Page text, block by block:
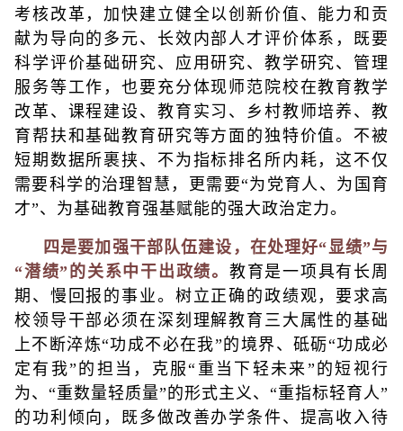
考核改革，加快建立健全以创新价值、能力和贡
献为导向的多元、长效内部人才评价体系，既要
科学评价基础研究、应用研究、教学研究、管理
服务等工作，也要充分体现师范院校在教育教学
改革、课程建设、教育实习、乡村教师培养、教
育帮扶和基础教育研究等方面的独特价值。不被
短期数据所裹挟、不为指标排名所内耗，这不仅
需要科学的治理智慧，更需要“为党育人、为国育
才”、为基础教育强基赋能的强大政治定力。
四是要加强干部队伍建设，在处理好“显绩”与
“潜绩”的关系中干出政绩。 教育是一项具有长周
期、慢回报的事业。树立正确的政绩观，要求高
校领导干部必须在深刻理解教育三大属性的基础
上不断淬炼“功成不必在我”的境界、砥砺“功成必
定有我”的担当，克服“重当下轻未来”的短视行
为、“重数量轻质量”的形式主义、“重指标轻育人”
的功利倾向，既多做改善办学条件、提高收入待